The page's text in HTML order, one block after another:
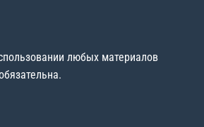
любых материалов